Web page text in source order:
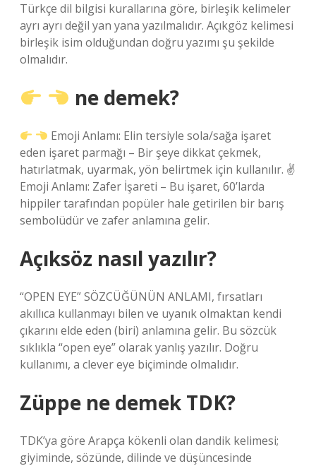
Türkçe dil bilgisi kurallarına göre, birleşik kelimeler
ayrı ayrı değil yan yana yazılmalıdır. Açıkgöz kelimesi
birleşik isim olduğundan doğru yazımı şu şekilde
olmalıdır.
ne demek?
Emoji Anlamı: Elin tersiyle sola/sağa işaret
eden işaret parmağı – Bir şeye dikkat çekmek,
hatırlatmak, uyarmak, yön belirtmek için kullanılır. ✌
Emoji Anlamı: Zafer İşareti – Bu işaret, 60’larda
hippiler tarafından popüler hale getirilen bir barış
sembolüdür ve zafer anlamına gelir.
Açıksöz nasıl yazılır?
“OPEN EYE” SÖZCÜĞÜNÜN ANLAMI, fırsatları
akıllıca kullanmayı bilen ve uyanık olmaktan kendi
çıkarını elde eden (biri) anlamına gelir. Bu sözcük
sıklıkla “open eye” olarak yanlış yazılır. Doğru
kullanımı, a clever eye biçiminde olmalıdır.
Züppe ne demek TDK?
TDK’ya göre Arapça kökenli olan dandik kelimesi;
giyiminde, sözünde, dilinde ve düşüncesinde